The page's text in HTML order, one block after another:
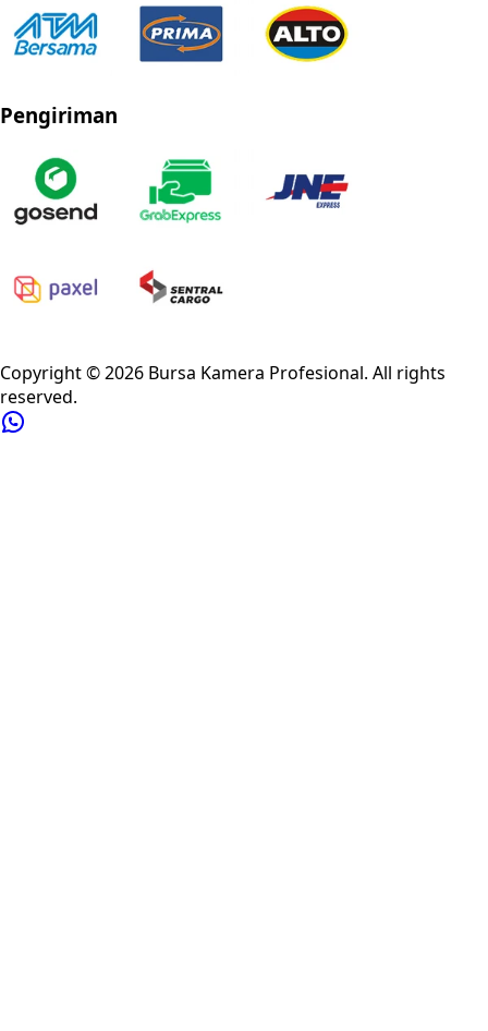
Pengiriman
Copyright ©2026 Bursa Kamera Profesional. All rights
reserved.